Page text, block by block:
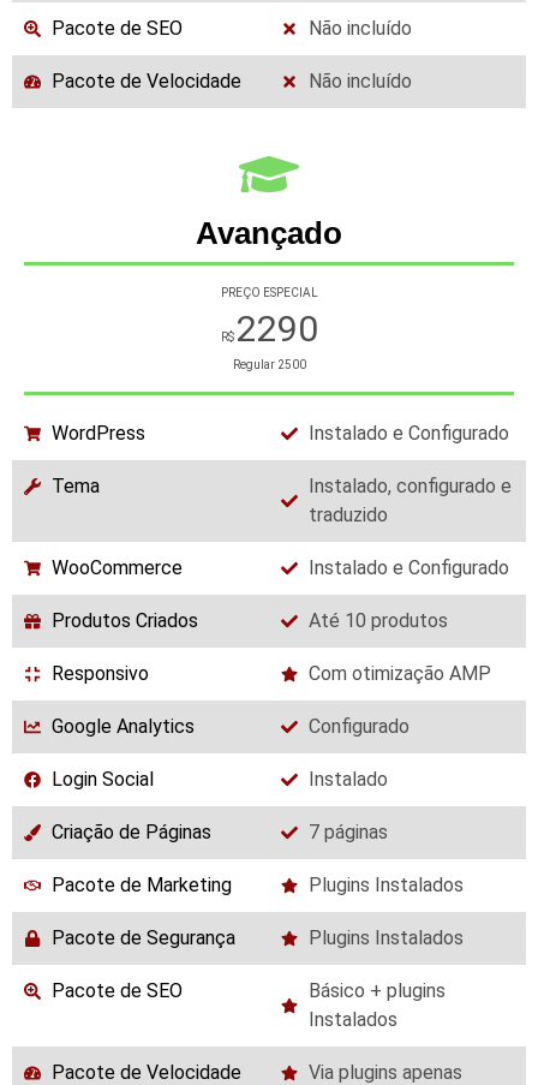
Pacote de SEO Não incluído
Pacote de Velocidade Não incluído
Avançado
PREÇO ESPECIAL
R$ 2290
Regular 2500
WordPress Instalado e Configurado
Tema
Instalado, configurado e
traduzido
WooCommerce Instalado e Configurado
Produtos Criados Até 10 produtos
Responsivo Com otimização AMP
Google Analytics Configurado
Login Social Instalado
Criação de Páginas 7 páginas
Pacote de Marketing Plugins Instalados
Pacote de Segurança Plugins Instalados
Pacote de SEO
Básico + plugins
Instalados
Pacote de Velocidade Via plugins apenas